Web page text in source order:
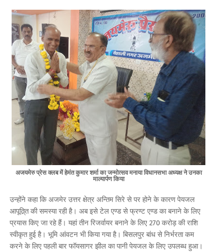
अजयमेरु प्रेस क्लब में हेमंत कुमार शर्मा का जन्मोत्सव मनाया विधानसभा अध्यक्ष ने उनका
माल्यार्पण किया
उन्होंने कहा कि अजमेर उत्तर क्षेत्र अन्तिम सिरे से पर होने के कारण पेयजल
आपूत्रि्त की समस्या रही है। अब इसे टेल एण्ड से फ्रण्ट एण्ड का बनाने के लिए
प्रयास किए जा रहे हैं। यहां तीन रिजर्वायर बनाने के लिए 270 करोड़ की राशि
स्वीकृत हुई है। भूमि आंवटन भी किया गया है। बिसलपुर बांध से निर्भरता कम
करने के लिए पहली बार फॉयसागर झील का पानी पेयजल के लिए उपलब्ध हुआ।